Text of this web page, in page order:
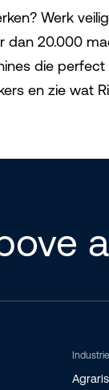
Werk
dan 20.000
die
en zie wat